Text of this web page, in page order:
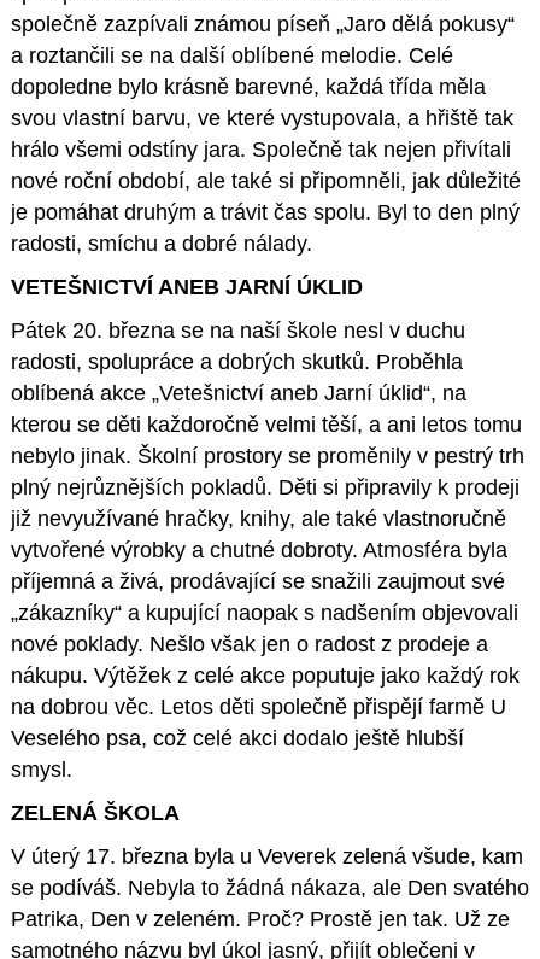
společně zazpívali známou píseň „Jaro dělá pokusy“
a roztančili se na další oblíbené melodie. Celé
dopoledne bylo krásně barevné, každá třída měla
svou vlastní barvu, ve které vystupovala, a hřiště tak
hrálo všemi odstíny jara. Společně tak nejen přivítali
nové roční období, ale také si připomněli, jak důležité
je pomáhat druhým a trávit čas spolu. Byl to den plný
radosti, smíchu a dobré nálady.
VETEŠNICTVÍ ANEB JARNÍ ÚKLID
Pátek 20. března se na naší škole nesl v duchu
radosti, spolupráce a dobrých skutků. Proběhla
oblíbená akce „Vetešnictví aneb Jarní úklid“, na
kterou se děti každoročně velmi těší, a ani letos tomu
nebylo jinak. Školní prostory se proměnily v pestrý trh
plný nejrůznějších pokladů. Děti si připravily k prodeji
již nevyužívané hračky, knihy, ale také vlastnoručně
vytvořené výrobky a chutné dobroty. Atmosféra byla
příjemná a živá, prodávající se snažili zaujmout své
„zákazníky“ a kupující naopak s nadšením objevovali
nové poklady. Nešlo však jen o radost z prodeje a
nákupu. Výtěžek z celé akce poputuje jako každý rok
na dobrou věc. Letos děti společně přispějí farmě U
Veselého psa, což celé akci dodalo ještě hlubší
smysl.
ZELENÁ ŠKOLA
V úterý 17. března byla u Veverek zelená všude, kam
se podíváš. Nebyla to žádná nákaza, ale Den svatého
Patrika, Den v zeleném. Proč? Prostě jen tak. Už ze
samotného názvu byl úkol jasný, přijít oblečeni v